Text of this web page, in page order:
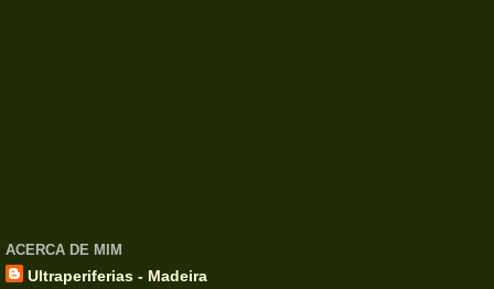
ACERCA DE MIM
Ultraperiferias - Madeira